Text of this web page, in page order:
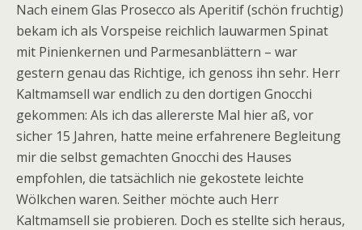
Nach einem Glas Prosecco als Aperitif (schön fruchtig)
bekam ich als Vorspeise reichlich lauwarmen Spinat
mit Pinienkernen und Parmesanblättern – war
gestern genau das Richtige, ich genoss ihn sehr. Herr
Kaltmamsell war endlich zu den dortigen Gnocchi
gekommen: Als ich das allererste Mal hier aß, vor
sicher 15 Jahren, hatte meine erfahrenere Begleitung
mir die selbst gemachten Gnocchi des Hauses
empfohlen, die tatsächlich nie gekostete leichte
Wölkchen waren. Seither möchte auch Herr
Kaltmamsell sie probieren. Doch es stellte sich heraus,